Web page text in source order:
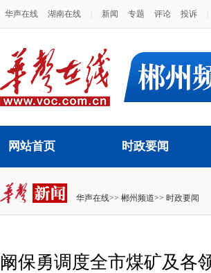
华声在线 湖南在线 新闻 专题 评论 投诉
网站首页 时政要闻
华声在线>> 郴州频道>> 时政要闻
阚保勇调度全市煤矿及各